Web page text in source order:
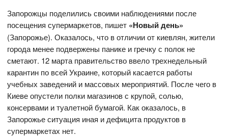
Запорожцы поделились своими наблюдениями после
посещения супермаркетов, пишет «Новый день»
(Запорожье). Оказалось, что в отличии от киевлян, жители
города менее подвержены панике и гречку с полок не
сметают. 12 марта правительство ввело трехнедельный
карантин по всей Украине, который касается работы
учебных заведений и массовых мероприятий. После чего в
Киеве опустели полки магазинов с крупой, солью,
консервами и туалетной бумагой. Как оказалось, в
Запорожье ситуация иная и дефицита продуктов в
супермаркетах нет.